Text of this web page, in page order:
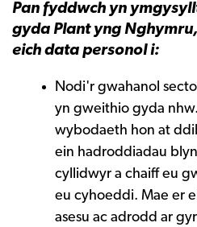
Pan fyddwch yn
gyda Plant yng
eich data personol i:
Nodi'r gwahanol
yn gweithio gyda
wybodaeth hon at
ein hadroddiadau
cyllidwyr a chaiff eu
eu cyhoeddi. Mae er
asesu ac adrodd ar